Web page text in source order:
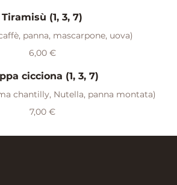
Tiramisù (1, 3, 7)
panna, mascarpone, uova)
6,00 €
cicciona (1, 3, 7)
chantilly, Nutella, panna montata)
7,00 €